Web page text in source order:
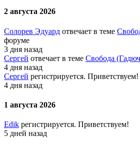
2 августа 2026
Солорев Эдуард отвечает в теме
форуме
3 дня назад
Сергей отвечает в теме Свобода
4 дня назад
Сергей регистрируется. Приветствуем!
4 дня назад
1 августа 2026
Edik регистрируется. Приветствуем!
5 дней назад